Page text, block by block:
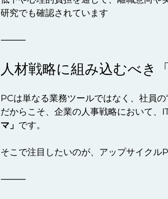
研究でも確認されています
⸻
人材戦略に組み込むべき
PCは単なる業務ツールではなく、社員の
だからこそ、企業の人事戦略において、
マ」 です。
そこで注目したいのが、アップサイクル
⸻